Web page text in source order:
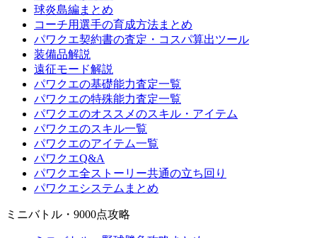
球炎島編まとめ
コーチ用選手の育成方法まとめ
パワクエ契約書の査定・コスパ算出ツール
装備品解説
遠征モード解説
パワクエの基礎能力査定一覧
パワクエの特殊能力査定一覧
パワクエのオススメのスキル・アイテム
パワクエのスキル一覧
パワクエのアイテム一覧
パワクエQ&A
パワクエ全ストーリー共通の立ち回り
パワクエシステムまとめ
ミニバトル・9000点攻略